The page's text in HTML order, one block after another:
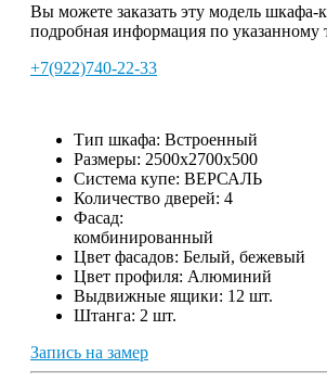
Вы можете заказать эту модель
подробная информация по указанному
+7(922)740-22-33
Тип шкафа: Встроенный
Размеры: 2500х2700х500
Система купе: ВЕРСАЛЬ
Количество дверей: 4
Фасад:
комбинированный
Цвет фасадов: Белый, бежевый
Цвет профиля: Алюминий
Выдвижные ящики: 12 шт.
Штанга: 2 шт.
Запись на замер